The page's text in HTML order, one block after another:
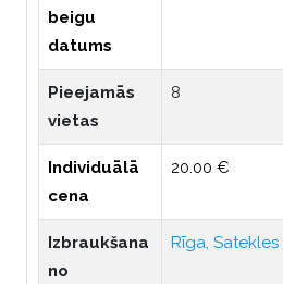
beigu
datums
Pieejamās
vietas
8
Individuālā
cena
20.00 €
Izbraukšana
no
Rīga, Satekles